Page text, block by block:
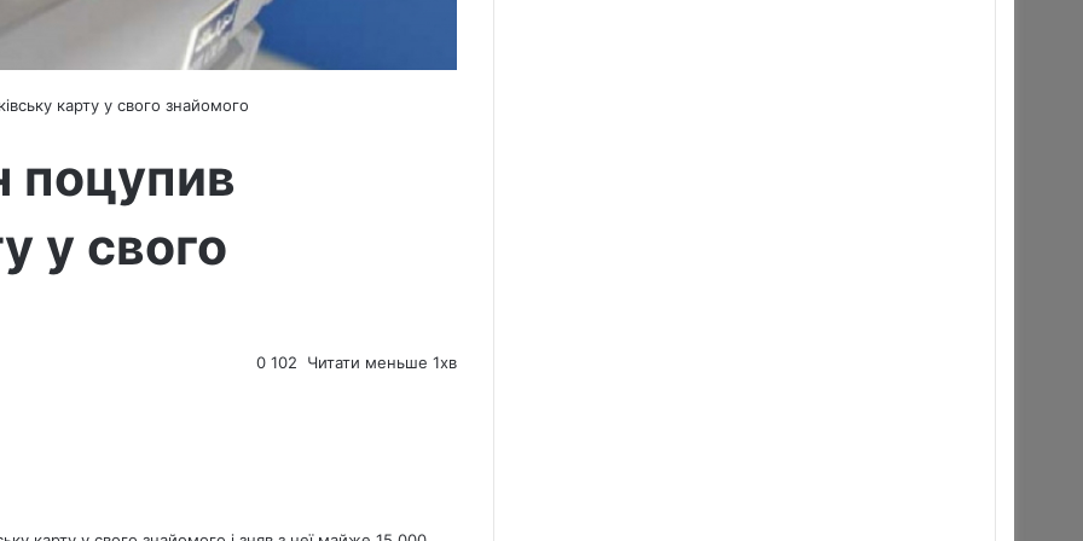
карту у свого знайомого
поцупив
у свого
0 102 Читати меньше 1хв